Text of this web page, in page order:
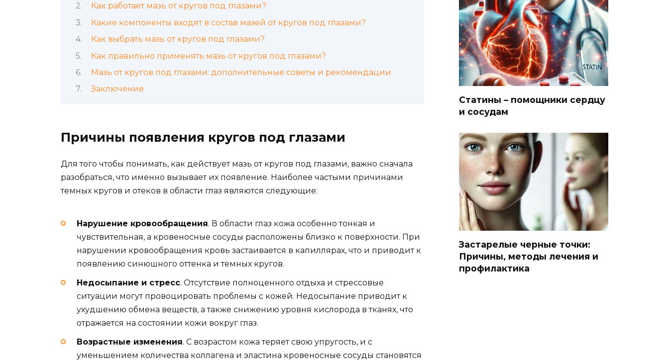
Как работает мазь от кругов под глазами?
Какие компоненты входят в состав мазей от кругов под глазами?
Как выбрать мазь от кругов под глазами?
Как правильно применять мазь от кругов под глазами?
Мазь от кругов под глазами: дополнительные советы и рекомендации
Заключение
Причины появления кругов под глазами
Для того чтобы понимать, как действует мазь от кругов под глазами, важно сначала
разобраться, что именно вызывает их появление. Наиболее частыми причинами
темных кругов и отеков в области глаз являются следующие:
Нарушение кровообращения. В области глаз кожа особенно тонкая и
чувствительная, а кровеносные сосуды расположены близко к поверхности. При
нарушении кровообращения кровь застаивается в капиллярах, что и приводит к
появлению синюшного оттенка и темных кругов.
Недосыпание и стресс. Отсутствие полноценного отдыха и стрессовые
ситуации могут провоцировать проблемы с кожей. Недосыпание приводит к
ухудшению обмена веществ, а также снижению уровня кислорода в тканях, что
отражается на состоянии кожи вокруг глаз.
Возрастные изменения. С возрастом кожа теряет свою упругость, и с
уменьшением количества коллагена и эластина кровеносные сосуды становятся
Статины – помощники сердцу
и сосудам
Застарелые черные точки:
Причины, методы лечения и
профилактика